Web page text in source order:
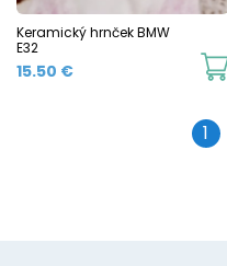
Keramický hrnček BMW
E32
15.50 €
1